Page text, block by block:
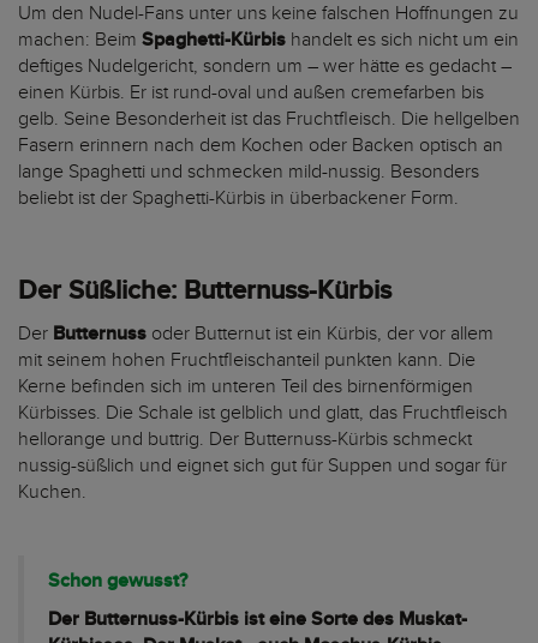
Um den Nudel-Fans unter uns keine falschen Hoffnungen zu
machen: Beim Spaghetti-Kürbis handelt es sich nicht um ein
deftiges Nudelgericht, sondern um – wer hätte es gedacht –
einen Kürbis. Er ist rund-oval und außen cremefarben bis
gelb. Seine Besonderheit ist das Fruchtfleisch. Die hellgelben
Fasern erinnern nach dem Kochen oder Backen optisch an
lange Spaghetti und schmecken mild-nussig. Besonders
beliebt ist der Spaghetti-Kürbis in überbackener Form.
Der Süßliche: Butternuss-Kürbis
Der Butternuss oder Butternut ist ein Kürbis, der vor allem
mit seinem hohen Fruchtfleischanteil punkten kann. Die
Kerne befinden sich im unteren Teil des birnenförmigen
Kürbisses. Die Schale ist gelblich und glatt, das Fruchtfleisch
hellorange und buttrig. Der Butternuss-Kürbis schmeckt
nussig-süßlich und eignet sich gut für Suppen und sogar für
Kuchen.
Schon gewusst?
Der Butternuss-Kürbis ist eine Sorte des Muskat-